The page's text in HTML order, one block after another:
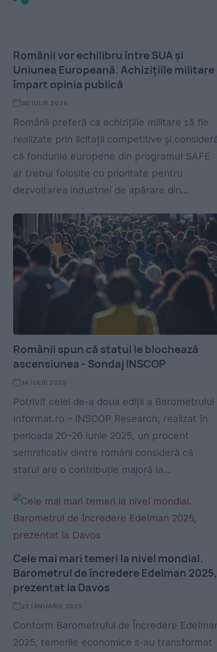
Românii vor echilibru între SUA și
Uniunea Europeană. Achizițiile militare
împart opinia publică
30 IULIE 2026
Românii preferă ca achizițiile militare să fie
realizate prin licitații competitive și
că fondurile europene din programul SAFE
ar trebui folosite cu prioritate pentru
dezvoltarea industriei de apărare din...
Românii spun că statul le blochează
ascensiunea - Sondaj INSCOP
14 IULIE 2025
Potrivit celei de-a doua ediții a Barometrului
Informat.ro – INSCOP Research, realizat în
perioada 20–26 iunie 2025, un procent
semnificativ dintre români consideră că
statul are o contribuție majoră la...
Cele mai mari temeri la nivel mondial.
Barometrul de încredere Edelman 2025,
prezentat la Davos
22 IANUARIE 2025
Conform Barometrului de Încredere
2025, temerile economice s-au transformat